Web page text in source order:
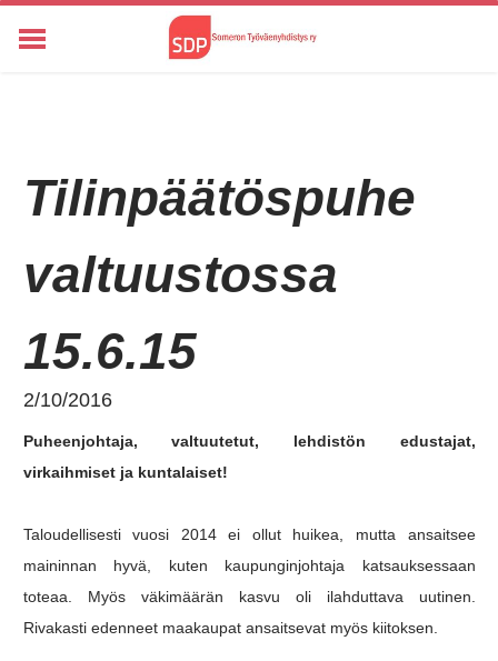
HISTORIA
KANNANOTOT
TIETOSUOJASELOSTE
Tilinpäätöspuhe
valtuustossa
15.6.15
2/10/2016
Puheenjohtaja, valtuutetut, lehdistön edustajat,
virkaihmiset ja kuntalaiset!
Taloudellisesti vuosi 2014 ei ollut huikea, mutta ansaitsee
maininnan hyvä, kuten kaupunginjohtaja katsauksessaan
toteaa. Myös väkimäärän kasvu oli ilahduttava uutinen.
Rivakasti edenneet maakaupat ansaitsevat myös kiitoksen.